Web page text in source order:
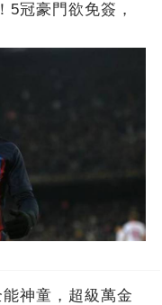
5冠豪門欲免簽，
神童，超級萬金